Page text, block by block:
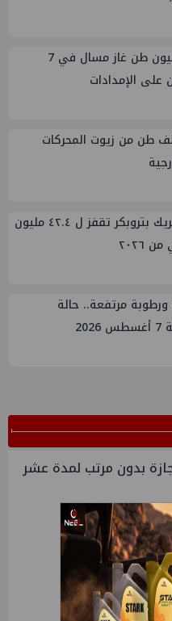
مصر تستورد 7.94 مليون طن غاز مسال في 7
على الإمدادات
تبدأ تصدير 60 ألف طن من زيوت المحركات
أرباح فالكو إنرجي شريك بتروبكر تقفز ل ٤٢.٤ مليون
ورطوبة مرتفعة.. حالة
بدون مرتب لمدة عشر